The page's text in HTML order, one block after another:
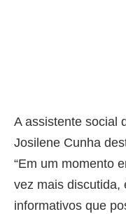
A assistente social
Josilene Cunha
“Em um momento
vez mais discutida,
informativos que